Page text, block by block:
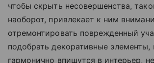
чтобы скрыть несовершенства,
наоборот, привлекает к ним
отремонтировать поврежденный
подобрать декоративные элементы,
гармонично впишутся в интерьер,